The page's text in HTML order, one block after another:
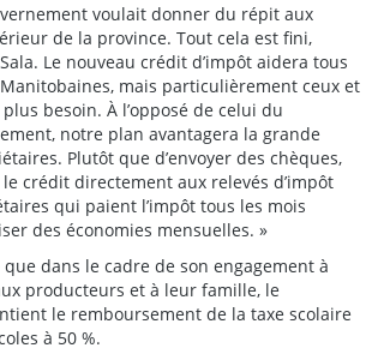
voulait donner du répit aux
de la province. Tout cela est fini,
Le nouveau crédit d’impôt aidera tous
mais particulièrement ceux et
besoin. À l’opposé de celui du
notre plan avantagera la grande
Plutôt que d’envoyer des chèques,
crédit directement aux relevés d’impôt
qui paient l’impôt tous les mois
des économies mensuelles. »
dans le cadre de son engagement à
producteurs et à leur famille, le
le remboursement de la taxe scolaire
à 50 %.